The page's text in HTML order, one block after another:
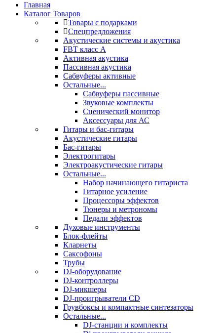
Главная
Каталог Товаров
Товары с подарками
Спецпредложения
Акустические системы и акустика
FBT класс А
Активная акустика
Пассивная акустика
Сабвуферы активные
Остальные...
Сабвуферы пассивные
Звуковые комплекты
Сценический монитор
Аксессуары для АС
Гитары и бас-гитары
Акустические гитары
Бас-гитары
Электрогитары
Электроакустические гитары
Остальные...
Набор начинающего гитариста
Гитарное усиление
Процессоры эффектов
Тюнеры и метрономы
Педали эффектов
Духовые инструменты
Блок-флейты
Кларнеты
Саксофоны
Трубы
DJ-оборудование
DJ-контроллеры
DJ-микшеры
DJ-проигрыватели CD
Грувбоксы и компактные синтезаторы
Остальные...
DJ-станции и комплекты